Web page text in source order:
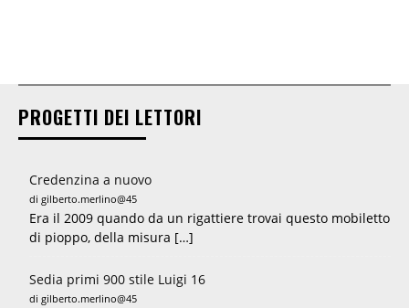
PROGETTI DEI LETTORI
Credenzina a nuovo
di gilberto.merlino@45
Era il 2009 quando da un rigattiere trovai questo mobiletto
di pioppo, della misura […]
Sedia primi 900 stile Luigi 16
di gilberto.merlino@45